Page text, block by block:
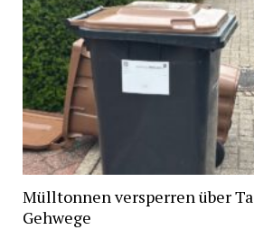
Mülltonnen versperren über
Gehwege